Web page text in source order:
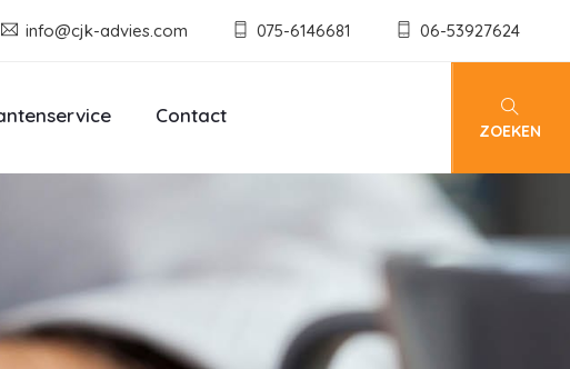
info@cjk-advies.com 075-6146681 06-53927624
Contact
ZOEKEN